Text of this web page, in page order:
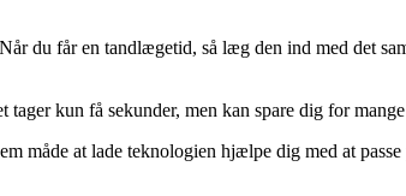
du får en tandlægetid, så læg den ind med det
kun få sekunder, men kan spare dig for
måde at lade teknologien hjælpe dig med at